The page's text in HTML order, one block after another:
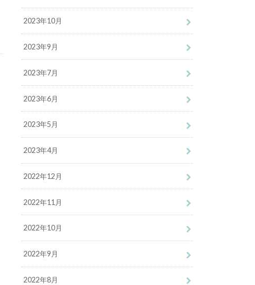
2023年10月
2023年9月
2023年7月
2023年6月
2023年5月
2023年4月
2022年12月
2022年11月
2022年10月
2022年9月
2022年8月